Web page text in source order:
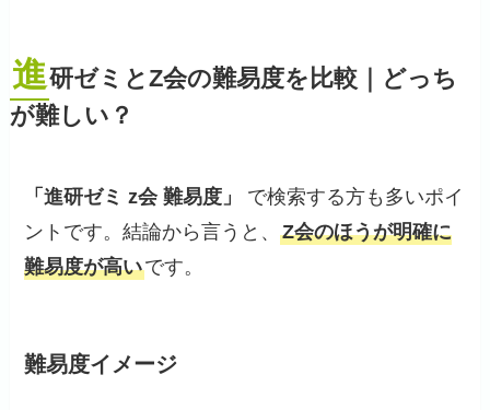
進研ゼミとZ会の難易度を比較｜どっち
が難しい？
「進研ゼミ z会 難易度」
で検索する方も多いポイ
ントです。結論から言うと、Z会のほうが明確に
難易度が高いです。
難易度イメージ